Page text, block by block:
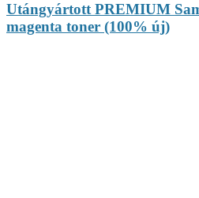
Utángyártott PREMIUM
magenta toner (100% új)